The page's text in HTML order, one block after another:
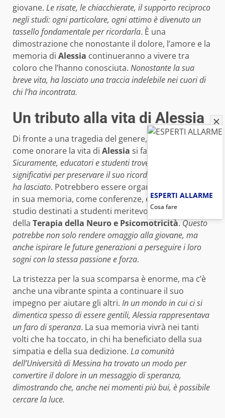
giovane. Le risate, le chiacchierate, il supporto reciproco
negli studi: ogni particolare, ogni attimo è divenuto un
tassello fondamentale per ricordarla. È una
dimostrazione che nonostante il dolore, l’amore e la
memoria di Alessia continueranno a vivere tra
coloro che l’hanno conosciuta. Nonostante la sua
breve vita, ha lasciato una traccia indelebile nei cuori di
chi l’ha incontrata.
Un tributo alla vita di Alessia
Di fronte a una tragedia del genere, il pensiero di
come onorare la vita di Alessia si fa strada.
Sicuramente, educatori e studenti troveranno modi
significativi per preservare il suo ricordo e l’eredità che
ha lasciato. Potrebbero essere organizzate iniziative
in sua memoria, come conferenze, eventi o borse di
studio destinati a studenti meritevoli nel campo
della Terapia della Neuro e Psicomotricità.Questo
potrebbe non solo rendere omaggio alla giovane, ma
anche ispirare le future generazioni a perseguire i loro
sogni con la stessa passione e forza.
La tristezza per la sua scomparsa è enorme, ma c’è
anche una vibrante spinta a continuare il suo
impegno per aiutare gli altri. In un mondo in cui ci si
dimentica spesso di essere gentili, Alessia rappresentava
un faro di speranza. La sua memoria vivrà nei tanti
volti che ha toccato, in chi ha beneficiato della sua
simpatia e della sua dedizione. La comunità
dell’Università di Messina ha trovato un modo per
convertire il dolore in un messaggio di speranza,
dimostrando che, anche nei momenti più bui, è possibile
cercare la luce.
ESPERTI ALLARME
Cosa fare